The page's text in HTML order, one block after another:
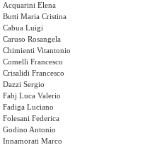
Acquarini Elena
Butti Maria Cristina
Cabua Luigi
Caruso Rosangela
Chimienti Vitantonio
Comelli Francesco
Crisalidi Francesco
Dazzi Sergio
Fabj Luca Valerio
Fadiga Luciano
Folesani Federica
Godino Antonio
Innamorati Marco